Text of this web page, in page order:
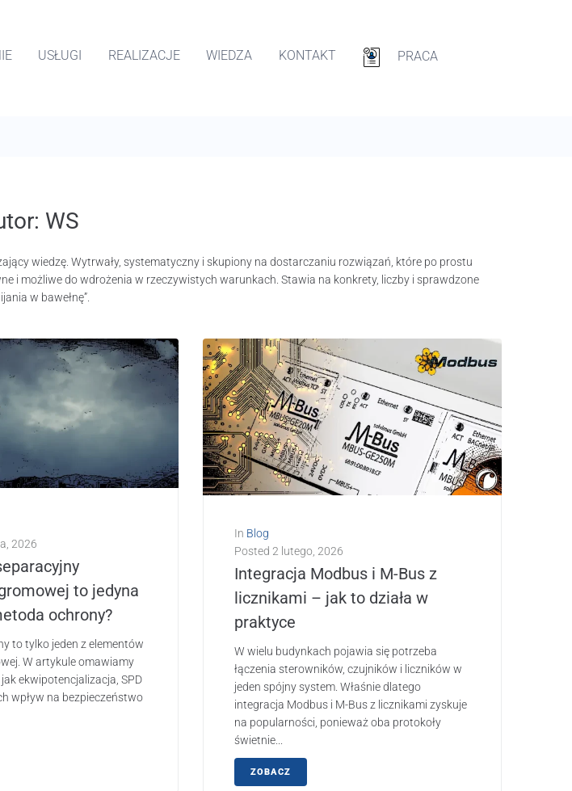
USŁUGI REALIZACJE WIEDZA KONTAKT PRACA
WS
wiedzę. Wytrwały, systematyczny i skupiony na dostarczaniu rozwiązań, które po prostu
i możliwe do wdrożenia w rzeczywistych warunkach. Stawia na konkrety, liczby i sprawdzone
w bawełnę”.
2026
to jedyna
ochrony?
to tylko jeden z elementów
W artykule omawiamy
ekwipotencjalizacja, SPD
wpływ na bezpieczeństwo
In Blog
Posted 2 lutego, 2026
Integracja Modbus i M-Bus z
licznikami – jak to działa w
praktyce
W wielu budynkach pojawia się potrzeba
łączenia sterowników, czujników i liczników w
jeden spójny system. Właśnie dlatego
integracja Modbus i M-Bus z licznikami zyskuje
na popularności, ponieważ oba protokoły
świetnie...
ZOBACZ